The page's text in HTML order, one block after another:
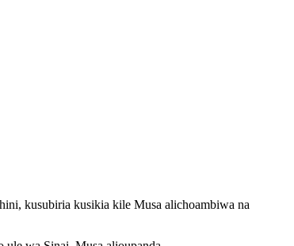
kusubiria kusikia kile Musa alichoambiwa na